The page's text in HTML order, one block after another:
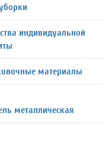
индивидуальной
материалы
металлическая